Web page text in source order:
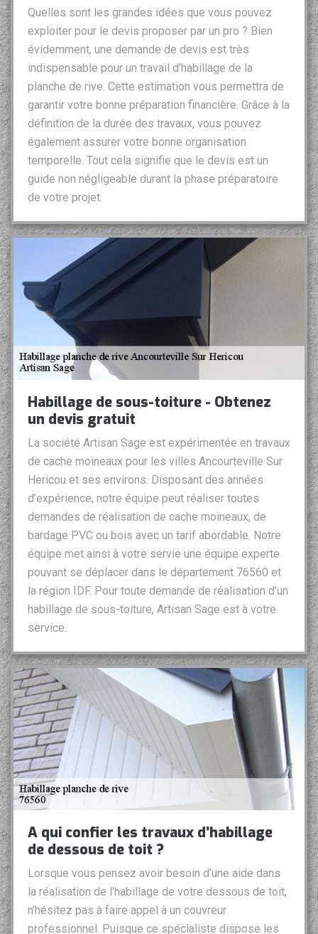
Quelles sont les grandes idées que vous pouvez
exploiter pour le devis proposer par un pro ? Bien
évidemment, une demande de devis est très
indispensable pour un travail d’habillage de la
planche de rive. Cette estimation vous permettra de
garantir votre bonne préparation financière. Grâce à la
définition de la durée des travaux, vous pouvez
également assurer votre bonne organisation
temporelle. Tout cela signifie que le devis est un
guide non négligeable durant la phase préparatoire
de votre projet.
Habillage de sous-toiture - Obtenez
un devis gratuit
La société Artisan Sage est expérimentée en travaux
de cache moineaux pour les villes Ancourteville Sur
Hericou et ses environs. Disposant des années
d’expérience, notre équipe peut réaliser toutes
demandes de réalisation de cache moineaux, de
bardage PVC ou bois avec un tarif abordable. Notre
équipe met ainsi à votre servie une équipe experte
pouvant se déplacer dans le département 76560 et
la région IDF. Pour toute demande de réalisation d’un
habillage de sous-toiture, Artisan Sage est à votre
service.
A qui confier les travaux d’habillage
de dessous de toit ?
Lorsque vous pensez avoir besoin d’une aide dans
la réalisation de l’habillage de votre dessous de toit,
n’hésitez pas à faire appel à un couvreur
professionnel. Puisque ce spécialiste dispose les